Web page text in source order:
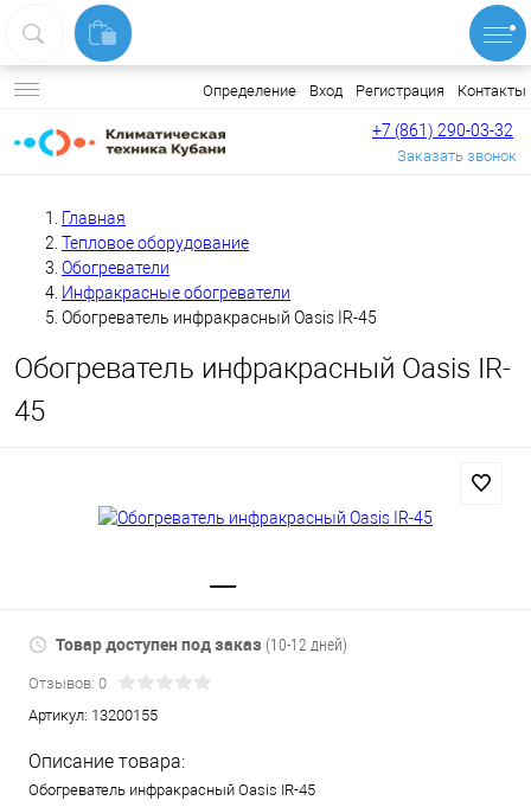
Определение Вход Регистрация Контакты
+7 (861) 290-03-32
Заказать звонок
Главная
Тепловое оборудование
Обогреватели
Инфракрасные обогреватели
Обогреватель инфракрасный Oasis IR-45
Обогреватель инфракрасный Oasis IR-
45
Товар доступен под заказ (10-12 дней)
Отзывов: 0
Артикул: 13200155
Описание товара:
Обогреватель инфракрасный Oasis IR-45